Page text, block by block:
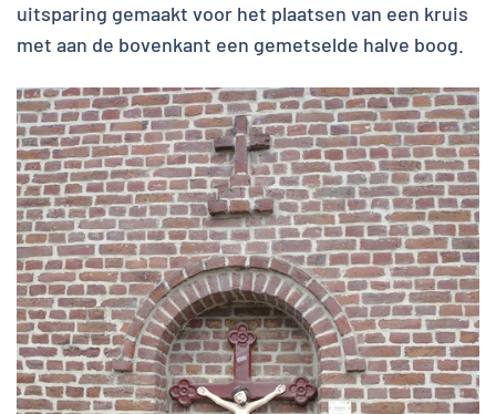
uitsparing gemaakt voor het plaatsen van een kruis
met aan de bovenkant een gemetselde halve boog.